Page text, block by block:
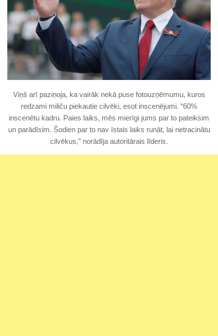
Viņš arī paziņoja, ka vairāk nekā puse fotouzņēmumu, kuros
redzami miliču piekautie cilvēki, esot inscenējumi. “60%
inscenētu kadru. Paies laiks, mēs mierīgi jums par to pateiksim
un parādīsim. Šodien par to nav īstais laiks runāt, lai netracinātu
cilvēkus,” norādīja autoritārais līderis.